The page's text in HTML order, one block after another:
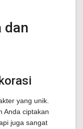
dan
yang unik.
Anda ciptakan
juga sangat